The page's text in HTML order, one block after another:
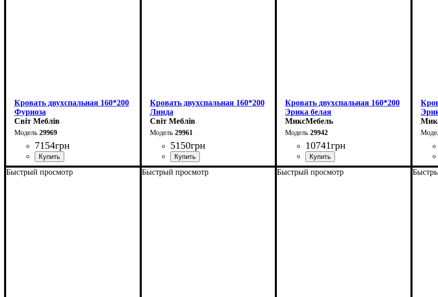
Кровать двухспальная 160*200
Фуриоза
Світ Меблів
29969
7154грн
Кровать двухспальная 160*200
Линда
Світ Меблів
29961
5150грн
Кровать двухспальная 160*200
Эрика белая
МиксМебель
29942
10741грн
Быстрый просмотр Быстрый просмотр Быстрый просмотр